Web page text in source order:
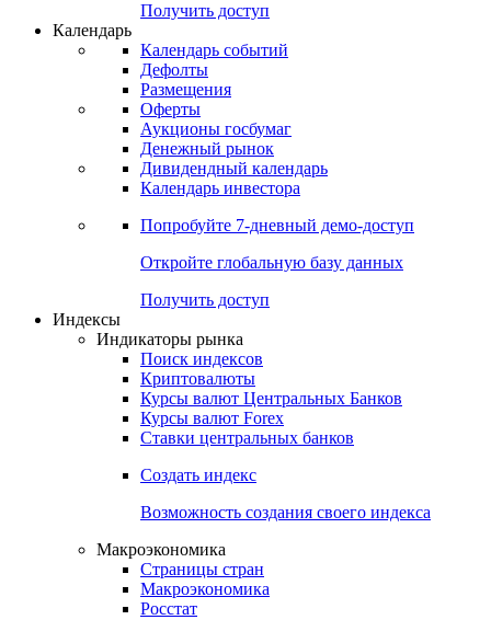
Получить доступ
Календарь
Календарь событий
Дефолты
Размещения
Оферты
Аукционы госбумаг
Денежный рынок
Дивидендный календарь
Календарь инвестора
Попробуйте 7-дневный демо-доступ
Откройте глобальную базу данных
Получить доступ
Индексы
Индикаторы рынка
Поиск индексов
Криптовалюты
Курсы валют Центральных Банков
Курсы валют Forex
Ставки центральных банков
Создать индекс
Возможность создания своего индекса
Макроэкономика
Страницы стран
Макроэкономика
Росстат